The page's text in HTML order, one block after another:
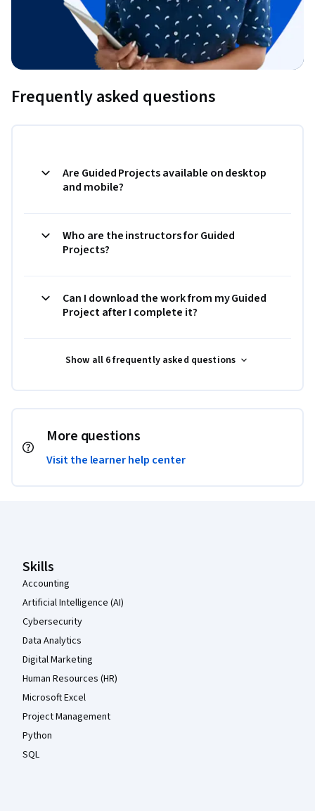
Frequently asked questions
Are Guided Projects available on desktop
and mobile?
Who are the instructors for Guided
Projects?
Can I download the work from my Guided
Project after I complete it?
Show all 6 frequently asked questions
More questions
Visit the learner help center
Skills
Accounting
Artificial Intelligence (AI)
Cybersecurity
Data Analytics
Digital Marketing
Human Resources (HR)
Microsoft Excel
Project Management
Python
SQL